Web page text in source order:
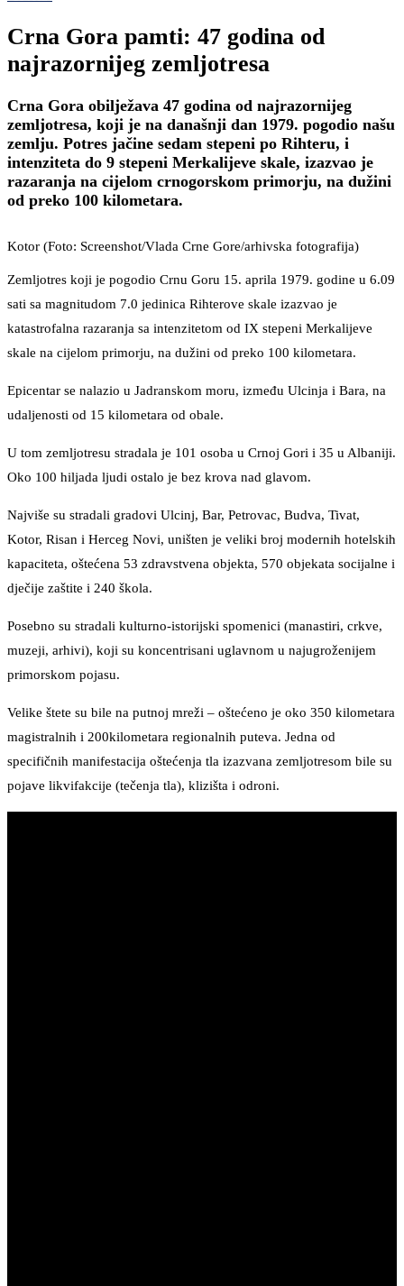
Crna Gora pamti: 47 godina od
najrazornijeg zemljotresa
Crna Gora obilježava 47 godina od najrazornijeg
zemljotresa, koji je na današnji dan 1979. pogodio našu
zemlju. Potres jačine sedam stepeni po Rihteru, i
intenziteta do 9 stepeni Merkalijeve skale, izazvao je
razaranja na cijelom crnogorskom primorju, na dužini
od preko 100 kilometara.
Kotor (Foto: Screenshot/Vlada Crne Gore/arhivska fotografija)
Zemljotres koji je pogodio Crnu Goru 15. aprila 1979. godine u 6.09
sati sa magnitudom 7.0 jedinica Rihterove skale izazvao je
katastrofalna razaranja sa intenzitetom od IX stepeni Merkalijeve
skale na cijelom primorju, na dužini od preko 100 kilometara.
Epicentar se nalazio u Jadranskom moru, između Ulcinja i Bara, na
udaljenosti od 15 kilometara od obale.
U tom zemljotresu stradala je 101 osoba u Crnoj Gori i 35 u Albaniji.
Oko 100 hiljada ljudi ostalo je bez krova nad glavom.
Najviše su stradali gradovi Ulcinj, Bar, Petrovac, Budva, Tivat,
Kotor, Risan i Herceg Novi, uništen je veliki broj modernih hotelskih
kapaciteta, oštećena 53 zdravstvena objekta, 570 objekata socijalne i
dječije zaštite i 240 škola.
Posebno su stradali kulturno-istorijski spomenici (manastiri, crkve,
muzeji, arhivi), koji su koncentrisani uglavnom u najugroženijem
primorskom pojasu.
Velike štete su bile na putnoj mreži – oštećeno je oko 350 kilometara
magistralnih i 200kilometara regionalnih puteva. Jedna od
specifičnih manifestacija oštećenja tla izazvana zemljotresom bile su
pojave likvifakcije (tečenja tla), klizišta i odroni.